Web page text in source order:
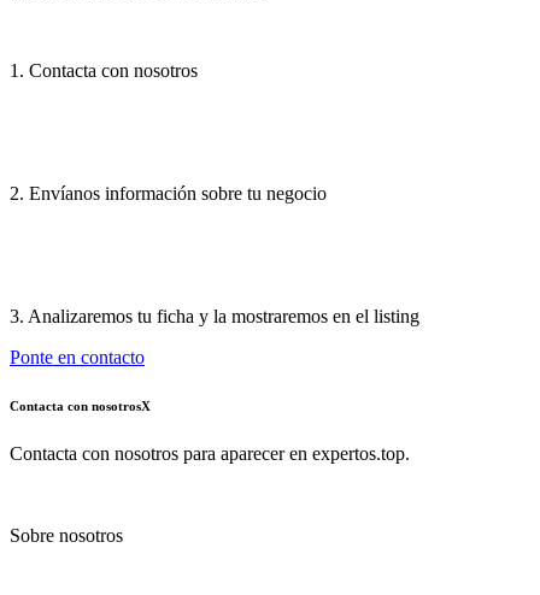
1. Contacta con nosotros
2. Envíanos información sobre tu negocio
3. Analizaremos tu ficha y la mostraremos en el listing
Ponte en contacto
Contacta con nosotrosX
Contacta con nosotros para aparecer en expertos.top.
Sobre nosotros